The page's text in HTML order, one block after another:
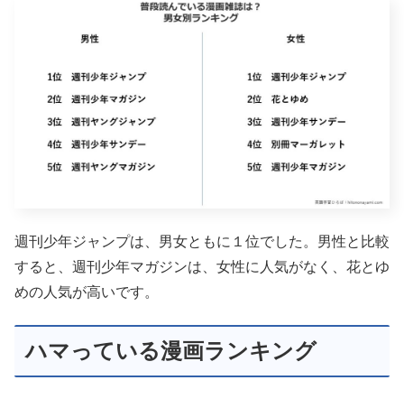
週刊少年ジャンプは、男女ともに１位でした。男性と比較
すると、週刊少年マガジンは、女性に人気がなく、花とゆ
めの人気が高いです。
ハマっている漫画ランキング